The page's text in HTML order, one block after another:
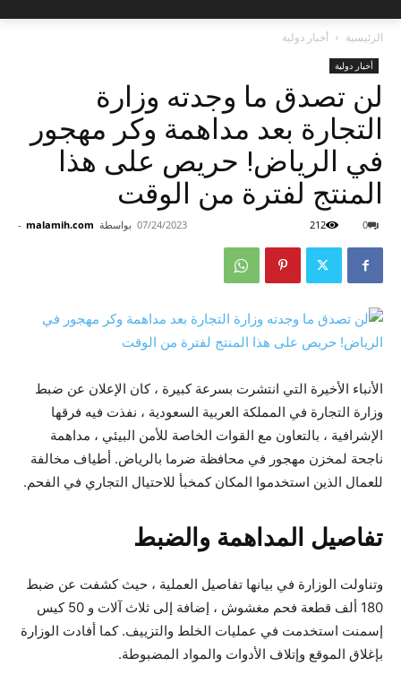
الرئيسية أخبار دولية
أخبار دولية
لن تصدق ما وجدته وزارة
التجارة بعد مداهمة وكر مهجور
في الرياض! حريص على هذا
المنتج لفترة من الوقت
بواسطة malamih.com
- 07/24/2023 0
212
الأنباء الأخيرة التي انتشرت بسرعة كبيرة ، كان الإعلان عن ضبط
وزارة التجارة في المملكة العربية السعودية ، نفذت فيه فرقها
الإشرافية ، بالتعاون مع القوات الخاصة للأمن البيئي ، مداهمة
ناجحة لمخزن مهجور في محافظة ضرما بالرياض. أطياف مخالفة
للعمال الذين استخدموا المكان كمخبأ للاحتيال التجاري في الفحم.
تفاصيل المداهمة والضبط
وتناولت الوزارة في بيانها تفاصيل العملية ، حيث كشفت عن ضبط
180 ألف قطعة فحم مغشوش ، إضافة إلى ثلاث آلات و 50 كيس
إسمنت استخدمت في عمليات الخلط والتزييف. كما أفادت الوزارة
بإغلاق الموقع وإتلاف الأدوات والمواد المضبوطة.